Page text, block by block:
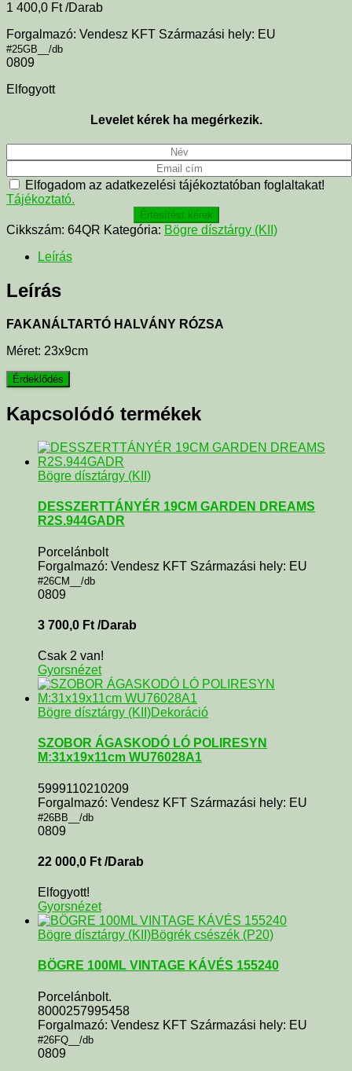
1 400,0 Ft /Darab
Forgalmazó: Vendesz KFT Származási hely: EU
#25GB__/db
0809
Elfogyott
Levelet kérek ha megérkezik.
Elfogadom az adatkezelési tájékoztatóban foglaltakat!
Tájékoztató.
Értesítést kérek
Cikkszám: 64QR Kategória: Bögre dísztárgy (KII)
Leírás
Leírás
FAKANÁLTARTÓ HALVÁNY RÓZSA
Méret: 23x9cm
Kapcsolódó termékek
Bögre dísztárgy (KII)
DESSZERTTÁNYÉR 19CM GARDEN DREAMS
R2S.944GADR
Porcelánbolt
Forgalmazó: Vendesz KFT Származási hely: EU
#26CM__/db
0809
3 700,0 Ft /Darab
Csak 2 van!
Gyorsnézet
Bögre dísztárgy (KII)Dekoráció
SZOBOR ÁGASKODÓ LÓ POLIRESYN
M:31x19x11cm WU76028A1
5999110210209
Forgalmazó: Vendesz KFT Származási hely: EU
#26BB__/db
0809
22 000,0 Ft /Darab
Elfogyott!
Gyorsnézet
Bögre dísztárgy (KII)Bögrék csészék (P20)
BÖGRE 100ML VINTAGE KÁVÉS 155240
Porcelánbolt.
8000257995458
Forgalmazó: Vendesz KFT Származási hely: EU
#26FQ__/db
0809